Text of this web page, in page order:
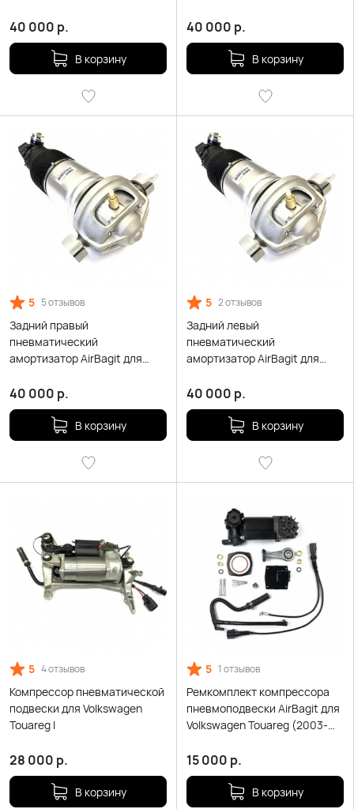
40 000 р.
В корзину
40 000 р.
В корзину
5 5 отзывов
Задний правый
пневматический
амортизатор AirBagit для
2010)
40 000 р.
В корзину
5 2 отзывов
Задний левый
пневматический
амортизатор AirBagit для
2010)
40 000 р.
В корзину
5 4 отзывов
Компрессор пневматической
подвески для Volkswagen
Touareg I
28 000 р.
В корзину
5 1 отзывов
Ремкомплект компрессора
пневмоподвески AirBagit для
Volkswagen Touareg (2003-
15 000 р.
В корзину